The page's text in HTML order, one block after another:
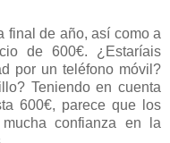
final de año, así como a
de 600€. ¿Estaríais
por un teléfono móvil?
Teniendo en cuenta
600€, parece que los
confianza en la